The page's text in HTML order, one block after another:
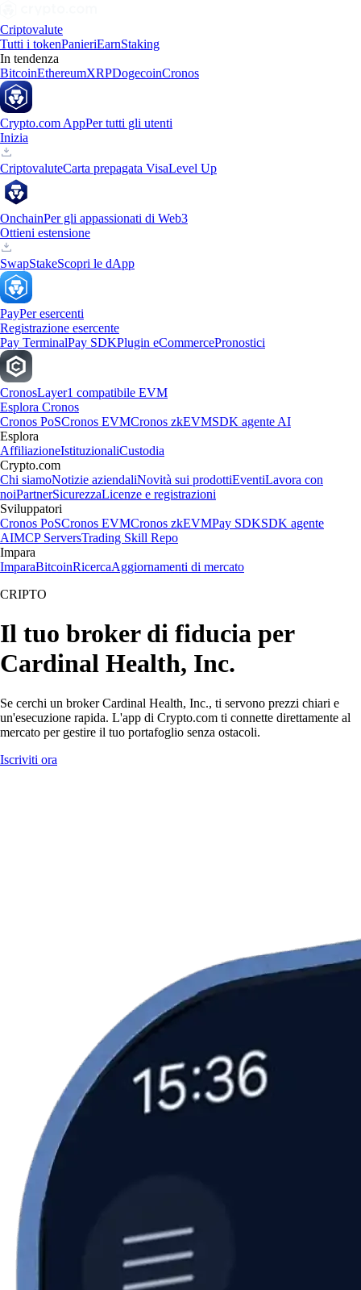
Criptovalute
Tutti i tokenPanieriEarnStaking
In tendenza
BitcoinEthereumXRPDogecoinCronos
Crypto.com AppPer tutti gli utenti
Inizia
CriptovaluteCarta prepagata VisaLevel Up
OnchainPer gli appassionati di Web3
Ottieni estensione
SwapStakeScopri le dApp
PayPer esercenti
Registrazione esercente
Pay TerminalPay SDKPlugin eCommercePronostici
CronosLayer1 compatibile EVM
Esplora Cronos
Cronos PoSCronos EVMCronos zkEVMSDK agente AI
Esplora
AffiliazioneIstituzionaliCustodia
Crypto.com
Chi siamoNotizie aziendaliNovità sui prodottiEventiLavora con
noiPartnerSicurezzaLicenze e registrazioni
Sviluppatori
Cronos PoSCronos EVMCronos zkEVMPay SDKSDK agente
AIMCP ServersTrading Skill Repo
Impara
ImparaBitcoinRicercaAggiornamenti di mercato
CRIPTO
Il tuo broker di fiducia per
Cardinal Health, Inc.
Se cerchi un broker Cardinal Health, Inc., ti servono prezzi chiari e
un'esecuzione rapida. L'app di Crypto.com ti connette direttamente al
mercato per gestire il tuo portafoglio senza ostacoli.
Iscriviti ora